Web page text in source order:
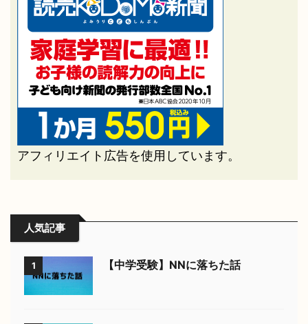
アフィリエイト広告を使用しています。
人気記事
1 【中学受験】NNに落ちた話